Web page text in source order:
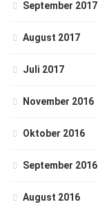
September 2017
August 2017
Juli 2017
November 2016
Oktober 2016
September 2016
August 2016